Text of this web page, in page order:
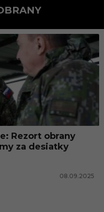
Rezort obrany
za desiatky
08.09.2025